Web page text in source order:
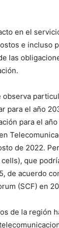
en el
e incluso
las
observa
para el año
para el
de 2022.
que
de acuerdo
(SCF) en
de la región